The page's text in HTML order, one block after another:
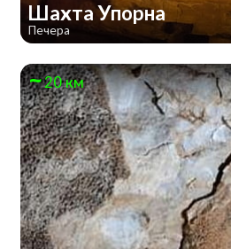
Шахта Упорна
Печера
20 км